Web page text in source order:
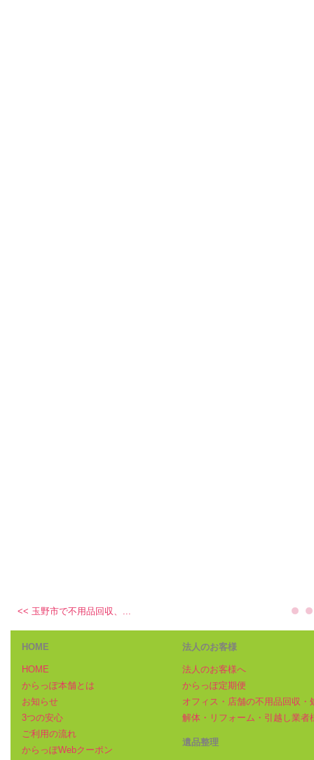
<< 玉野市で不用品回収、...
HOME
HOME
からっぽ本舗とは
お知らせ
3つの安心
ご利用の流れ
からっぽWebクーポン
法人のお客様
法人のお客様へ
からっぽ定期便
オフィス・店舗の不用品回収・
解体・リフォーム・引越し業者
遺品整理